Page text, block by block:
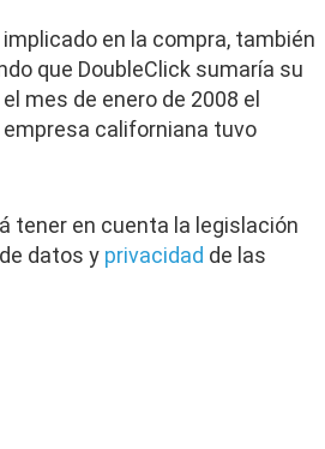
en la compra, también
que DoubleClick sumaría su
mes de enero de 2008 el
californiana tuvo
tener en cuenta la legislación
datos y privacidad de las